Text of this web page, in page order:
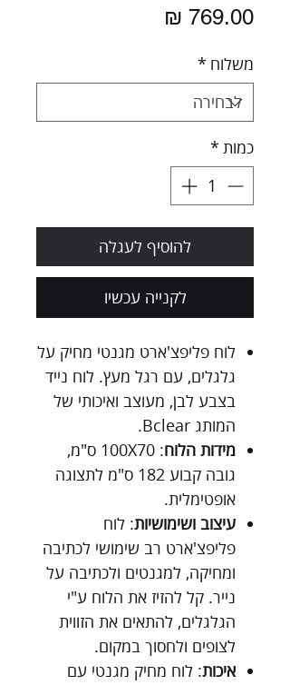
משלוח *
כמות *
להוסיף לעגלה
לקנייה עכשיו
לוח פליפצ'ארט מגנטי מחיק על
גלגלים, עם רגל מעץ. לוח נייד
בצבע לבן, מעוצב ואיכותי של
המותג Bclear.
מידות הלוח
: 100X70 ס"מ,
גובה קבוע 182 ס"מ לתצוגה
אופטימלית.
עיצוב ושימושיות: לוח
פליפצ'ארט רב שימושי לכתיבה
ומחיקה, למגנטים ולכתיבה על
נייר. קל להזיז את הלוח ע"י
הגלגלים, להתאים את הזווית
לצופים ולחסוך במקום.
איכות: לוח מחיק מגנטי עם